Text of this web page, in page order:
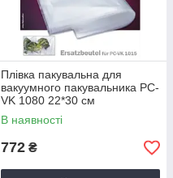
Плівка пакувальна для
вакуумного пакувальника PC-
VK 1080 22*30 см
В наявності
772 ₴